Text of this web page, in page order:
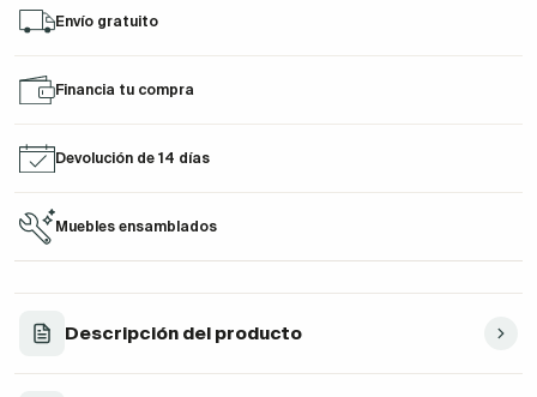
Envío gratuito
Financia tu compra
Devolución de 14 días
Muebles ensamblados
Descripción del producto